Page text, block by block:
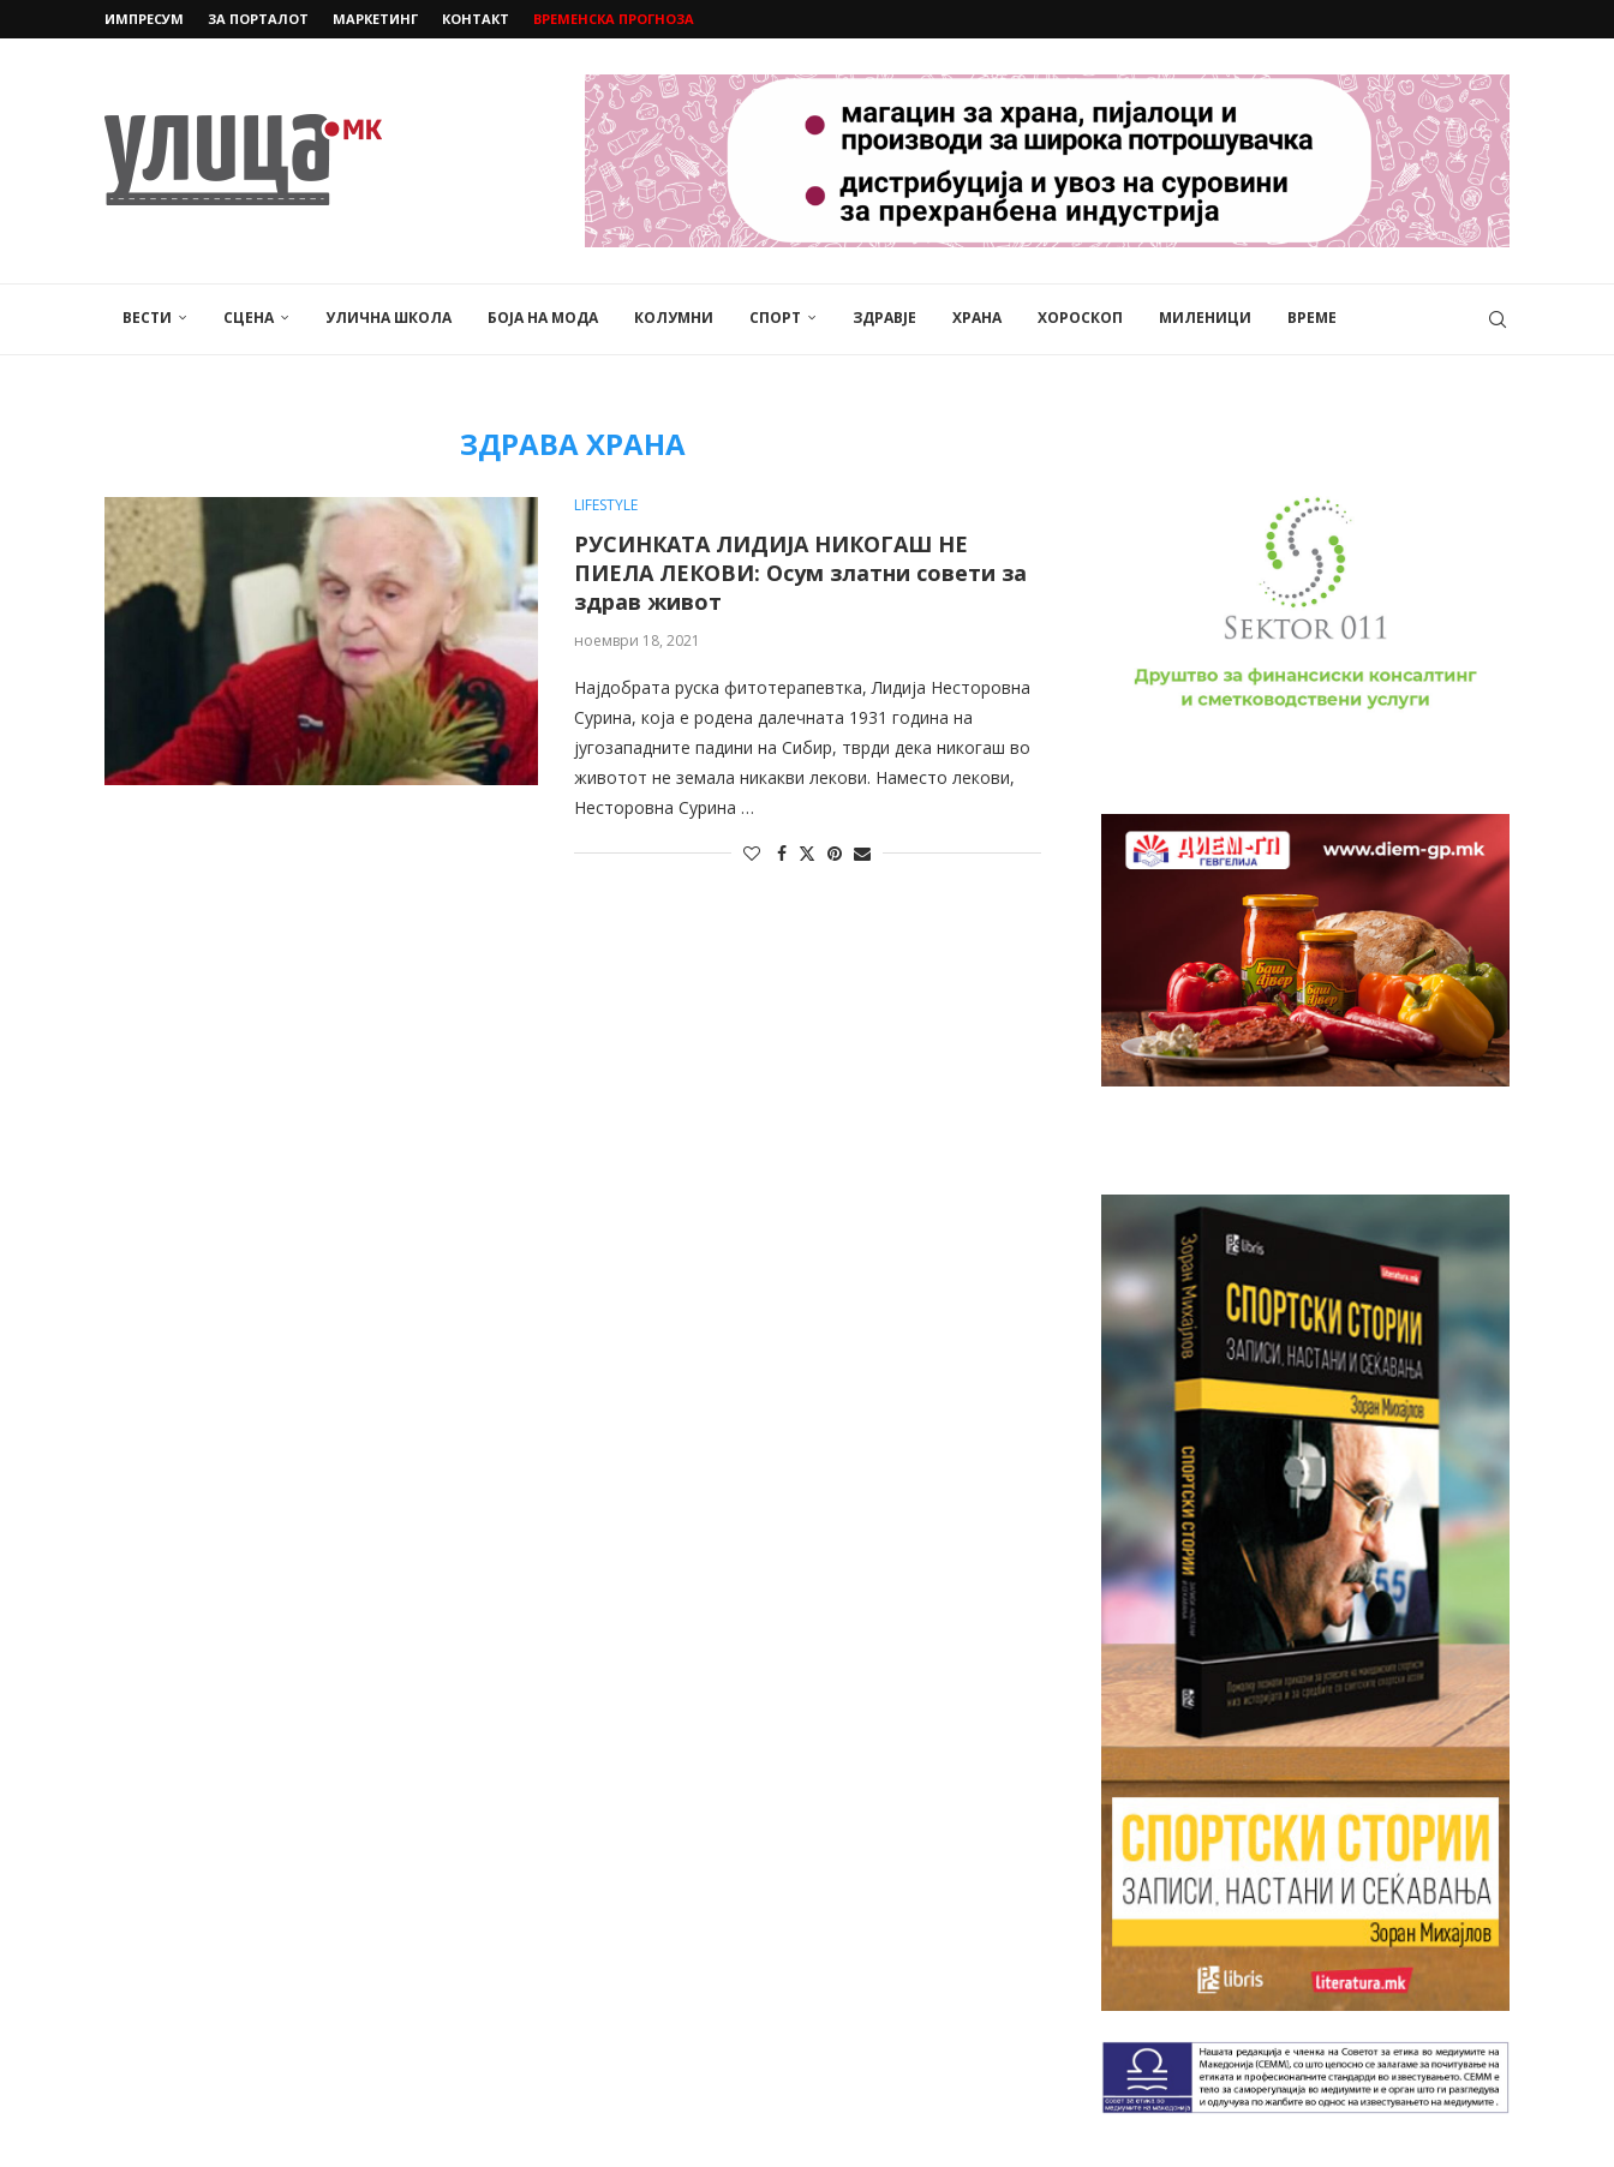
ИМПРЕСУМ ЗА ПОРТАЛОТ МАРКЕТИНГ КОНТАКТ ВРЕМЕНСКА ПРОГНОЗА
ВЕСТИ СЦЕНА УЛИЧНА ШКОЛА БОЈА НА МОДА КОЛУМНИ СПОРТ ЗДРАВЈЕ ХРАНА ХОРОСКОП МИЛЕНИЦИ ВРЕМЕ
ЗДРАВА ХРАНА
LIFESTYLE
РУСИНКАТА ЛИДИЈА НИКОГАШ НЕ
ПИЕЛА ЛЕКОВИ: Осум златни совети за
здрав живот
ноември 18, 2021
Најдобрата руска фитотерапевтка, Лидија Несторовна
Сурина, која е родена далечната 1931 година на
југозападните падини на Сибир, тврди дека никогаш во
животот не земала никакви лекови. Наместо лекови,
Несторовна Сурина …